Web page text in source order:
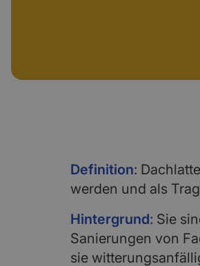
Definition:
werden und als
Hintergrund: Sie
Sanierungen von
sie